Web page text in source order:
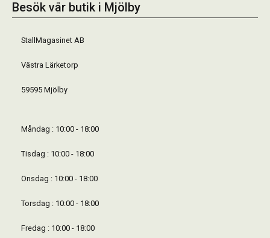
Besök vår butik i Mjölby
StallMagasinet AB
Västra Lärketorp
59595 Mjölby
Måndag : 10:00 - 18:00
Tisdag : 10:00 - 18:00
Onsdag : 10:00 - 18:00
Torsdag : 10:00 - 18:00
Fredag : 10:00 - 18:00